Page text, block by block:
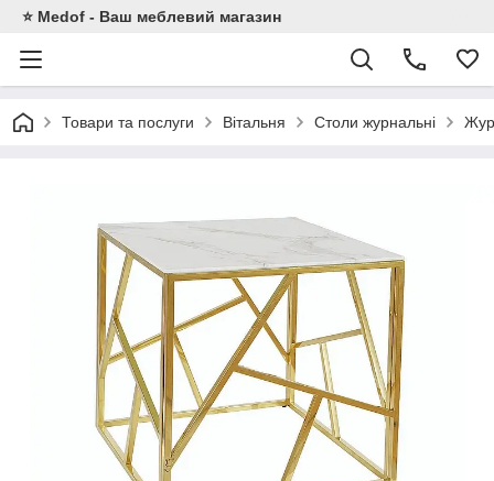
⭐ Medof - Ваш меблевий магазин
Товари та послуги Вітальня Столи журнальні